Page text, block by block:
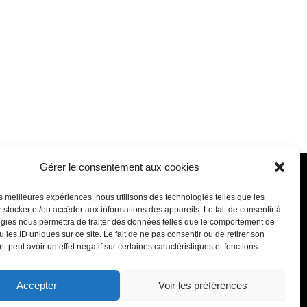
Gérer le consentement aux cookies
meilleures expériences, nous utilisons des technologies telles que les
stocker et/ou accéder aux informations des appareils. Le fait de consentir à
nous permettra de traiter des données telles que le comportement de
les ID uniques sur ce site. Le fait de ne pas consentir ou de retirer son
peut avoir un effet négatif sur certaines caractéristiques et fonctions.
Accepter Voir les préférences
Tournefeuille
– Mail : contact@clim-sud.fr
de 8h30 à 12h30 et de 14h00 à
17h30